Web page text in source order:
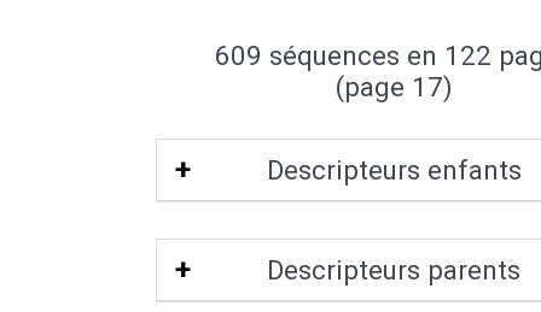
609 séquences en 122
(page 17)
Descripteurs enfants
Haut de forme|Chapeau melon|
Canotier
Chapeau de paille|
|Bob|Cagoule|Béret|Bonnet|
Descripteurs parents